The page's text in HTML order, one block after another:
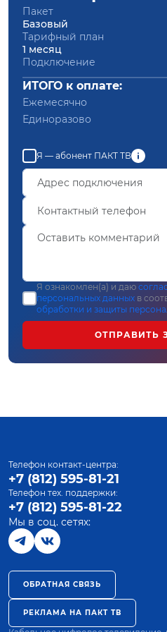
Пакет
Базовый
Тарифный план
1 месяц
Подключение
ИТОГО к оплате:
Ежемесячно
Единоразово
Я — абонент ПАКТ ТВ
Я ознакомлен(а) и даю
персональных данных в
обработки и защиты
ОТПРАВИТЬ
Телефон контакт-центра:
+7 (812) 595-81-21
Телефон тех. поддержки:
+7 (812) 595-81-22
Мы в соц. сетях:
ОБРАТНАЯ СВЯЗЬ
РЕКЛАМА НА ПАКТ ТВ